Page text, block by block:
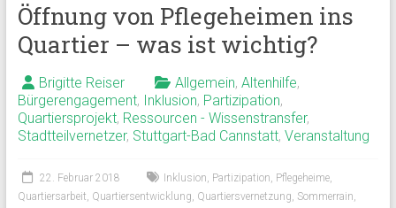
Öffnung von Pflegeheimen ins
Quartier – was ist wichtig?
Brigitte Reiser Allgemein, Altenhilfe,
Bürgerengagement, Inklusion, Partizipation,
Quartiersprojekt, Ressourcen - Wissenstransfer,
Stadtteilvernetzer, Stuttgart-Bad Cannstatt, Veranstaltung
22. Februar 2018 Inklusion, Partizipation, Pflegeheime,
Quartiersarbeit, Quartiersentwicklung, Quartiersvernetzung, Sommerrain,